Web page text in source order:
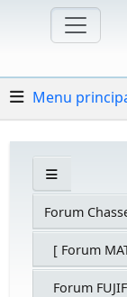
Menu
Forum
[ Forum
Forum